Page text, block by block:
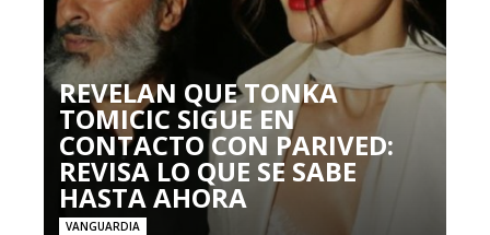
REVELAN QUE TONKA
TOMICIC SIGUE EN
CONTACTO CON PARIVED:
REVISA LO QUE SE SABE
HASTA AHORA
VANGUARDIA